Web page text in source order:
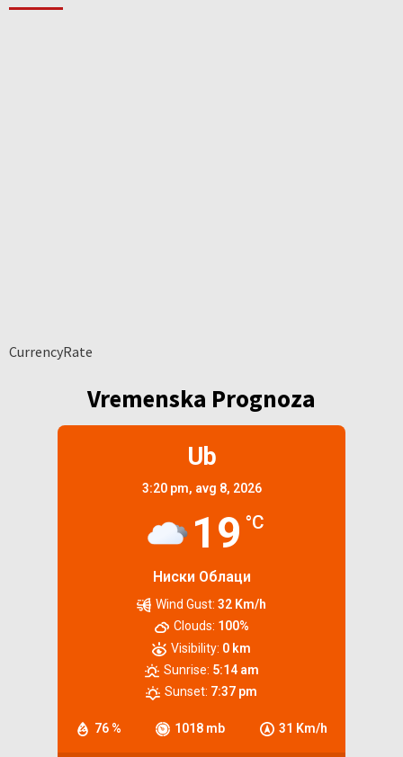
CurrencyRate
Vremenska Prognoza
Ub
3:20 pm, avg 8, 2026
19 °C
Ниски Облаци
76 % 1018 mb 31 Km/h
Wind Gust: 32 Km/h
Clouds: 100%
Visibility: 0 km
Sunrise: 5:14 am
Sunset: 7:37 pm